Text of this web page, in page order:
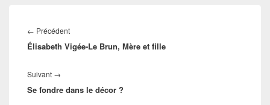
de
l’article
← PrécédentArticle
précédent :
Élisabeth Vigée-Le Brun, Mère et fille
Suivant →
suivant :
Se fondre dans le décor ?